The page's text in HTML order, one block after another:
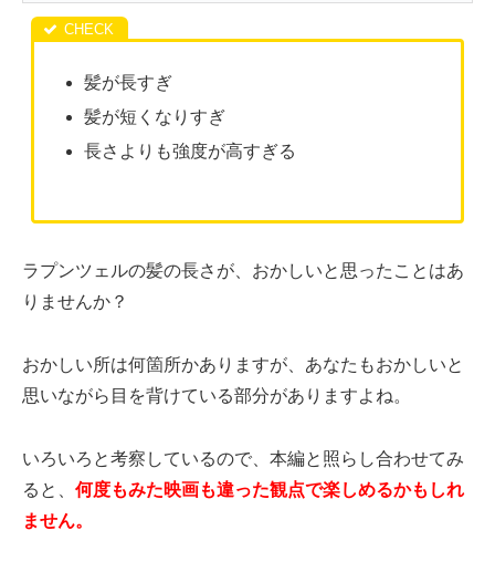
髪が長すぎ
髪が短くなりすぎ
長さよりも強度が高すぎる
ラプンツェルの髪の長さが、おかしいと思ったことはあ
りませんか？
おかしい所は何箇所かありますが、あなたもおかしいと
思いながら目を背けている部分がありますよね。
いろいろと考察しているので、本編と照らし合わせてみ
ると、 何度もみた映画も違った観点で楽しめるかもしれ
ません。